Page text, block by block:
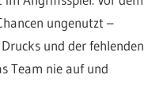
ungenutzt –
und der fehlenden
Team nie auf und